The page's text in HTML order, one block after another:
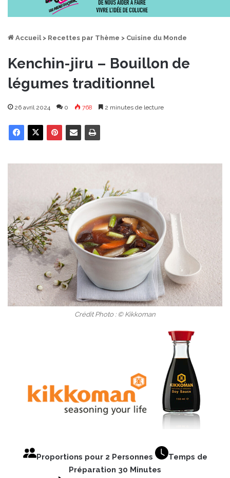
Accueil > Recettes par Thème > Cuisine du Monde
Kenchin-jiru – Bouillon de
légumes traditionnel
26 avril 2024 0 768 2 minutes de lecture
Crédit Photo : © Kikkoman
Proportions pour 2 Personnes
Temps de
Préparation 30 Minutes